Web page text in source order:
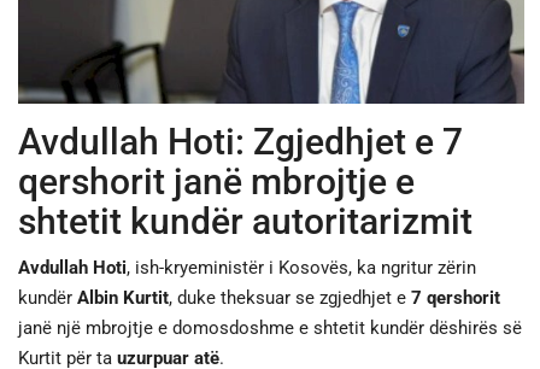
SPORTI
SHENDETI
Avdullah Hoti: Zgjedhjet e 7
qershorit janë mbrojtje e
shtetit kundër autoritarizmit
Avdullah Hoti, ish-kryeministër i Kosovës, ka ngritur zërin
kundër Albin Kurtit, duke theksuar se zgjedhjet e 7 qershorit
janë një mbrojtje e domosdoshme e shtetit kundër dëshirës së
Kurtit për ta uzurpuar atë.